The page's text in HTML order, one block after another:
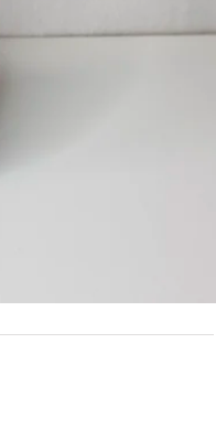
giver mulighed
efter en simpel